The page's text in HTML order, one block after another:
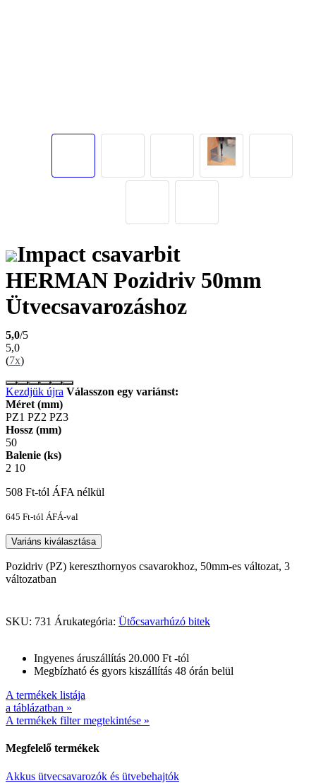
Impact csavarbit
HERMAN Pozidriv 50mm
Ütvecsavarozáshoz
5,0/5
5,0
(7x)
Kezdjük újra Válasszon egy variánst:
Méret (mm)
PZ1 PZ2 PZ3
Hossz (mm)
50
Balenie (ks)
2 10
508 Ft-tól ÁFA nélkül
645 Ft-tól ÁFÁ-val
Variáns kiválasztása
Pozidriv (PZ) kereszthornyos csavarokhoz, 50mm-es változat, 3
változatban
SKU: 731 Árukategória: Ütőcsavarhúzó bitek
Ingyenes áruszállítás 20.000 Ft -tól
Megbízható és gyors kiszállítás 48 órán belül
A termékek listája
a táblázatban »
A termékek filter megtekintése »
Megfelelő termékek
Akkus ütvecsavarozók és ütvebehajtók